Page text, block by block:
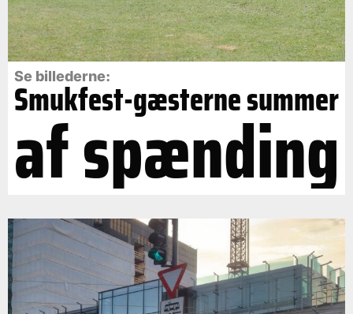
Se billederne:
Smukfest-gæsterne summer
af spænding